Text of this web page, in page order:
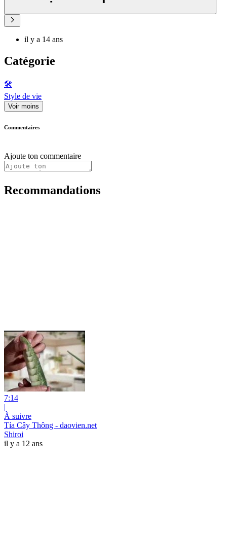
il y a 14 ans
Catégorie
🛠️
Style de vie
Voir moins
Commentaires
Ajoute ton commentaire
Recommandations
7:14
|
À suivre
Tỉa Cây Thông - daovien.net
Shiroi
il y a 12 ans